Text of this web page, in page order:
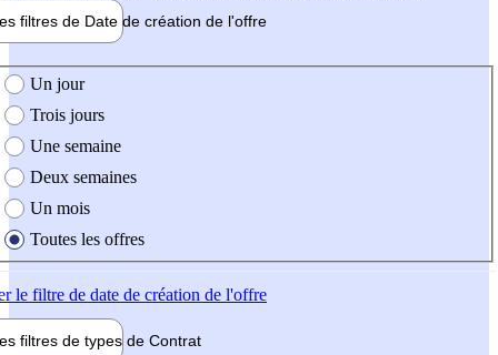
filtres de Date de création de l'offre
création de l'offre
Un jour
Trois jours
Une semaine
Deux semaines
Un mois
Toutes les offres
le filtre de date de création de l'offre
filtres de types de Contrat